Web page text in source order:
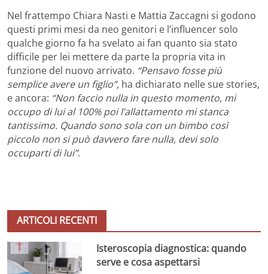
Nel frattempo Chiara Nasti e Mattia Zaccagni si godono
questi primi mesi da neo genitori e l’influencer solo
qualche giorno fa ha svelato ai fan quanto sia stato
difficile per lei mettere da parte la propria vita in
funzione del nuovo arrivato. “Pensavo fosse più
semplice avere un figlio”, ha dichiarato nelle sue stories,
e ancora: “Non faccio nulla in questo momento, mi
occupo di lui al 100% poi l’allattamento mi stanca
tantissimo. Quando sono sola con un bimbo così
piccolo non si può davvero fare nulla, devi solo
occuparti di lui”.
ARTICOLI RECENTI
Isteroscopia diagnostica: quando
serve e cosa aspettarsi